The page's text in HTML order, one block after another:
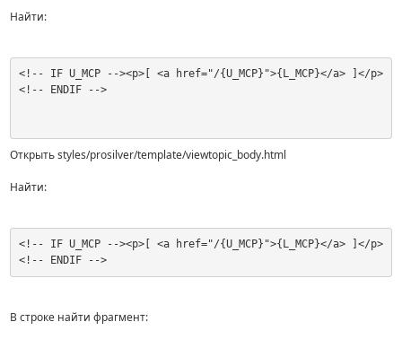
Найти:
<!-- IF U_MCP --><p>[ <a href="/{U_MCP}">{L_MCP}</a> ]</p>
<!-- ENDIF -->
Открыть styles/prosilver/template/viewtopic_body.html
Найти:
<!-- IF U_MCP --><p>[ <a href="/{U_MCP}">{L_MCP}</a> ]</p>
<!-- ENDIF -->
В строке найти фрагмент: